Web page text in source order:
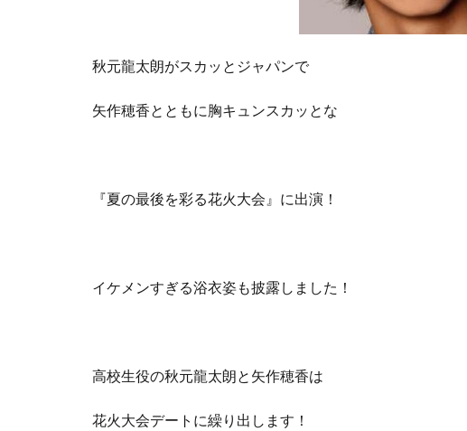
秋元龍太朗がスカッとジャパンで
矢作穂香とともに胸キュンスカッとな
『夏の最後を彩る花火大会』に出演！
イケメンすぎる浴衣姿も披露しました！
高校生役の秋元龍太朗と矢作穂香は
花火大会デートに繰り出します！